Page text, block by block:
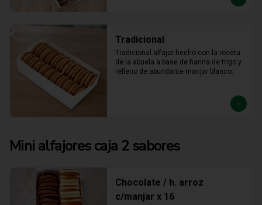
Tradicional
Tradicional alfajor hecho con la receta
de la abuela a base de harina de trigo y
relleno de abundante manjar blanco.
Mini alfajores caja 2 sabores
Chocolate / h. arroz
c/manjar x 16